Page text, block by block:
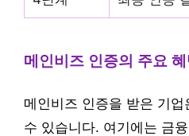
메인비즈 인증의 주요 혜
메인비즈 인증을 받은 기
수 있습니다. 여기에는 금